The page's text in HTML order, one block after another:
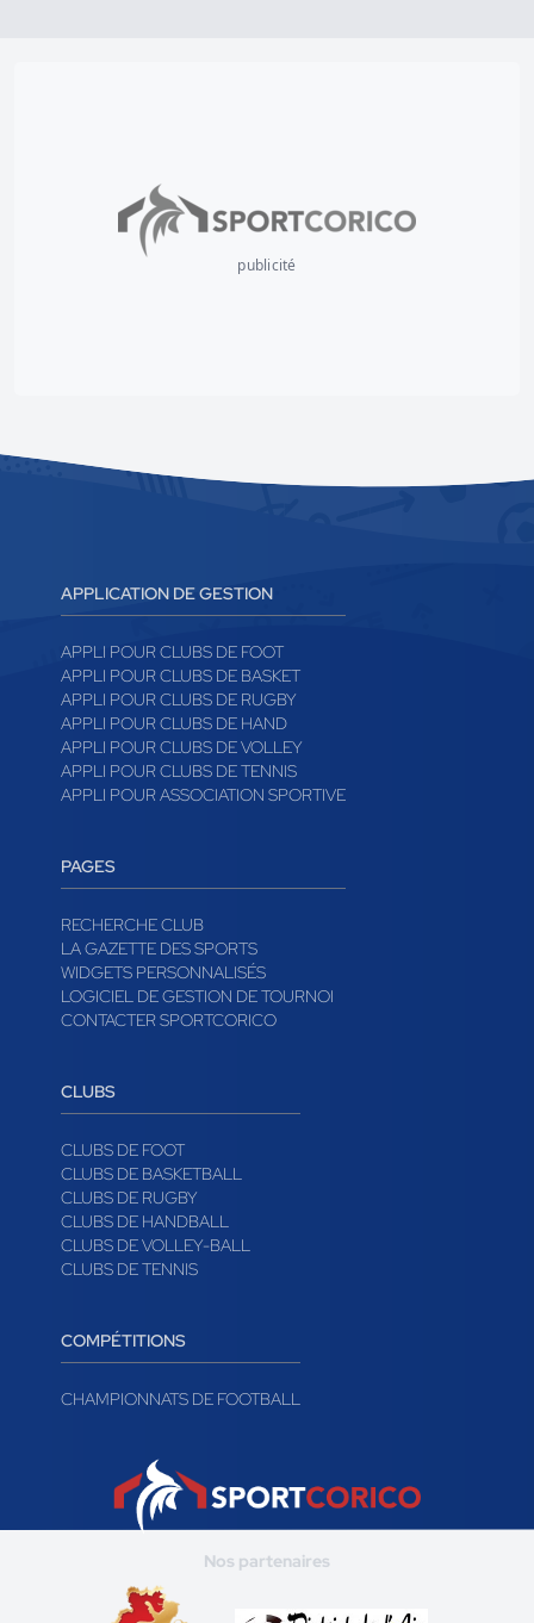
publicité
APPLICATION DE GESTION
APPLI POUR CLUBS DE FOOT
APPLI POUR CLUBS DE BASKET
APPLI POUR CLUBS DE RUGBY
APPLI POUR CLUBS DE HAND
APPLI POUR CLUBS DE VOLLEY
APPLI POUR CLUBS DE TENNIS
APPLI POUR ASSOCIATION SPORTIVE
PAGES
RECHERCHE CLUB
LA GAZETTE DES SPORTS
WIDGETS PERSONNALISÉS
LOGICIEL DE GESTION DE TOURNOI
CONTACTER SPORTCORICO
CLUBS
CLUBS DE FOOT
CLUBS DE BASKETBALL
CLUBS DE RUGBY
CLUBS DE HANDBALL
CLUBS DE VOLLEY-BALL
CLUBS DE TENNIS
COMPÉTITIONS
CHAMPIONNATS DE FOOTBALL
Nos partenaires